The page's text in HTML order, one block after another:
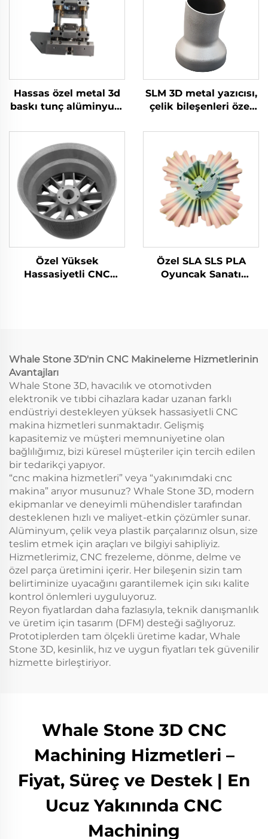
Hassas özel metal 3d
baskı tunç alüminyum
dönüş parça cnc
işleme merkezi hizmet
SLM 3D metal yazıcısı,
çelik bileşenleri özel
işleme prototip parça
Özel Yüksek
Hassasiyetli CNC
Broaching
Özel SLA SLS PLA
Oyuncak Sanatı
Whale Stone 3D'nin CNC Makineleme Hizmetlerinin
Avantajları
Whale Stone 3D, havacılık ve otomotivden
elektronik ve tıbbi cihazlara kadar uzanan farklı
endüstriyi destekleyen yüksek hassasiyetli CNC
makina hizmetleri sunmaktadır. Gelişmiş
kapasitemiz ve müşteri memnuniyetine olan
bağlılığımız, bizi küresel müşteriler için tercih edilen
bir tedarikçi yapıyor.
“cnc makina hizmetleri” veya “yakınımdaki cnc
makina” arıyor musunuz? Whale Stone 3D, modern
ekipmanlar ve deneyimli mühendisler tarafından
desteklenen hızlı ve maliyet-etkin çözümler sunar.
Alüminyum, çelik veya plastik parçalarınız olsun, size
teslim etmek için araçları ve bilgiyi sahipliyiz.
Hizmetlerimiz, CNC frezeleme, dönme, delme ve
özel parça üretimini içerir. Her bileşenin sizin tam
belirtiminize uyacağını garantilemek için sıkı kalite
kontrol önlemleri uyguluyoruz.
Reyon fiyatlardan daha fazlasıyla, teknik danışmanlık
ve üretim için tasarım (DFM) desteği sağlıyoruz.
Prototiplerden tam ölçekli üretime kadar, Whale
Stone 3D, kesinlik, hız ve uygun fiyatları tek güvenilir
hizmette birleştiriyor.
Whale Stone 3D CNC
Machining Hizmetleri –
Fiyat, Süreç ve Destek | En
Ucuz Yakınında CNC
Machining